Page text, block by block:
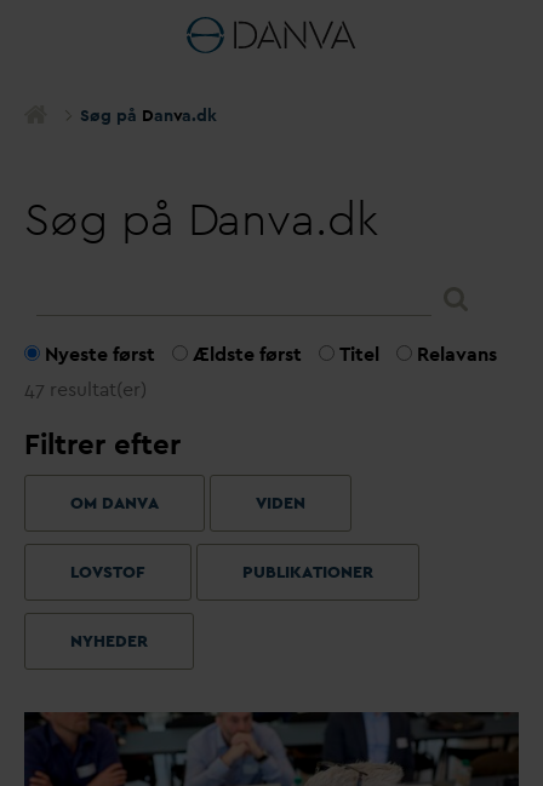
Søg på Danva.dk
Søg på Danva.dk
Nyeste først Ældste først Titel
Relavans
47 resultat(er)
Filtrer efter
OM DANVA VIDEN
LOVSTOF PUBLIKATIONER
NYHEDER